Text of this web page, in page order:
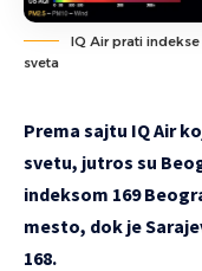
IQ Air prati
sveta
Prema sajtu IQ Air
svetu, jutros su
indeksom 169
mesto, dok je
168.